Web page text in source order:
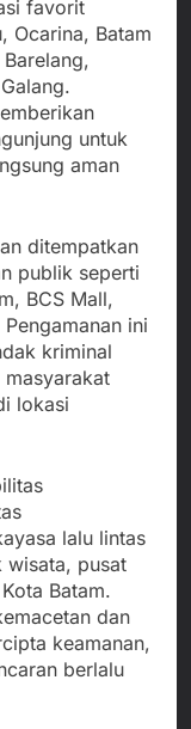
favorit
Ocarina, Batam
untuk
aman
ditempatkan
publik seperti
BCS Mall,
ini
kriminal
lokasi
lalu lintas
wisata, pusat
Batam.
dan
keamanan,
berlalu